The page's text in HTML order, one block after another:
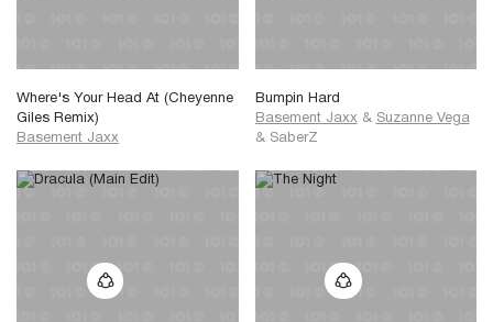
Where's Your Head At (Cheyenne
Giles Remix)
Basement Jaxx
Bumpin Hard
Basement Jaxx & Suzanne Vega
& SaberZ